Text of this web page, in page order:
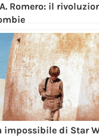
Romero: il
impossibile di Star